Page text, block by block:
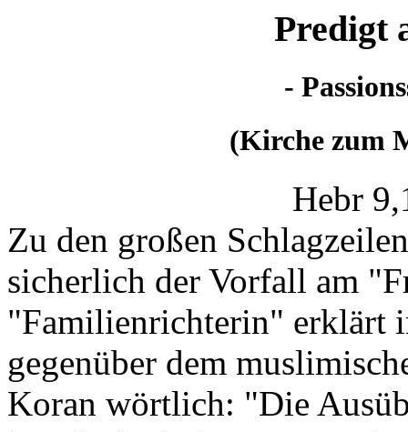
Predigt
-
(Kirche zum
Hebr
Zu den großen
sicherlich der Vorfall am
"Familienrichterin" erklärt
gegenüber dem
Koran wörtlich: "Die